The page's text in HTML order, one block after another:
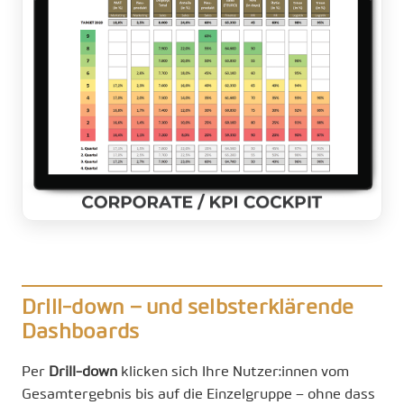
Drill-down – und selbsterklärende
Dashboards
Per Drill-down klicken sich Ihre Nutzer:innen vom
Gesamtergebnis bis auf die Einzelgruppe – ohne dass